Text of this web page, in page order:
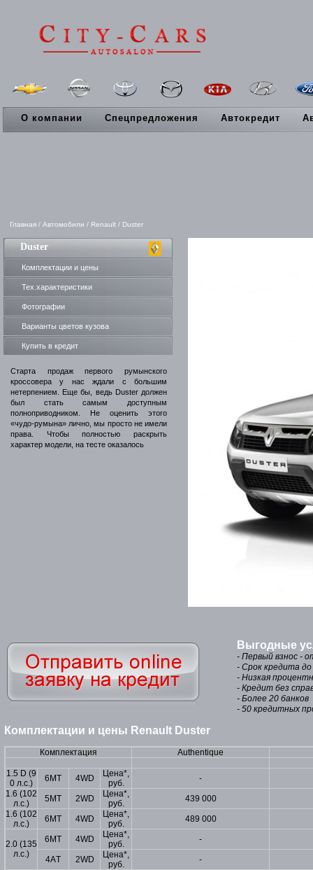
О компании Спецпредложения Автокредит
Главная / Автомобили / Renault / Duster
Duster
Комплектации и цены
Тех.характеристики
Фотографии
Варианты цветов кузова
Купить в кредит
Старта продаж первого румынского
кроссовера у нас ждали с большим
нетерпением. Еще бы, ведь Duster должен
был стать самым доступным
полноприводником. Не оценить этого
«чудо-румына» лично, мы просто не имели
права. Чтобы полностью раскрыть
характер модели, на тесте оказалось
Выгодные
- Первый взнос -
- Срок кредита
- Низкая
- Кредит без
- Более 20 банков
- 50 кредитных
Комплектации и цены Renault Duster
Комплектация Authentique
1.5 D (9
0 л.с.)
6МТ 4WD
Цена*,
руб.
-
1.6 (102
л.с.)
5МТ 2WD
Цена*,
руб.
439 000
1.6 (102
л.с.)
6МT 4WD
Цена*,
руб.
489 000
2.0 (135
л.с.)
6MT 4WD
Цена*,
руб.
-
4АT 2WD
Цена*,
руб.
-